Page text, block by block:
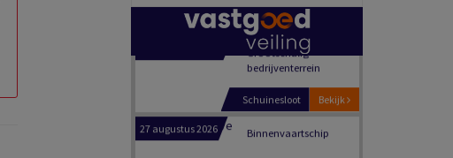
bedrijventerrein
Schuinesloot
Binnenvaartschip